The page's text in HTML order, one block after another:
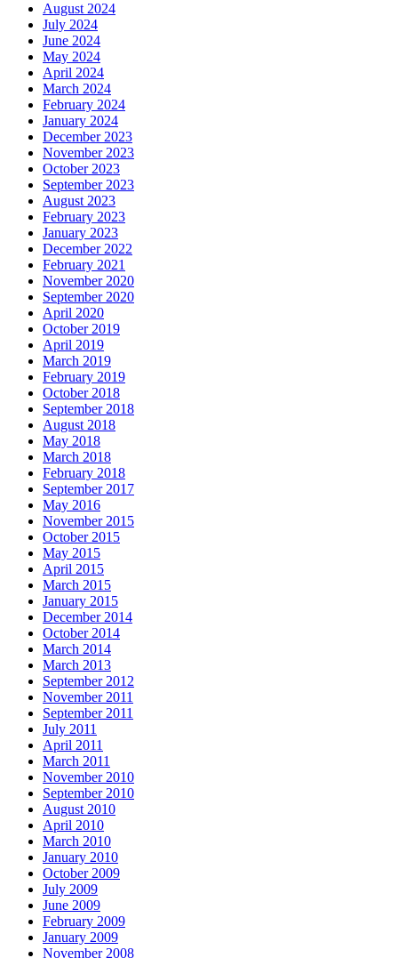
August 2024
July 2024
June 2024
May 2024
April 2024
March 2024
February 2024
January 2024
December 2023
November 2023
October 2023
September 2023
August 2023
February 2023
January 2023
December 2022
February 2021
November 2020
September 2020
April 2020
October 2019
April 2019
March 2019
February 2019
October 2018
September 2018
August 2018
May 2018
March 2018
February 2018
September 2017
May 2016
November 2015
October 2015
May 2015
April 2015
March 2015
January 2015
December 2014
October 2014
March 2014
March 2013
September 2012
November 2011
September 2011
July 2011
April 2011
March 2011
November 2010
September 2010
August 2010
April 2010
March 2010
January 2010
October 2009
July 2009
June 2009
February 2009
January 2009
November 2008